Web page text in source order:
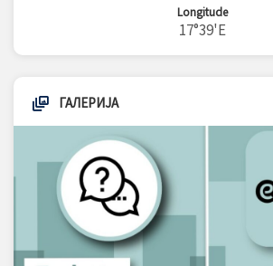
Longitude
17°39'E
ГАЛЕРИЈА